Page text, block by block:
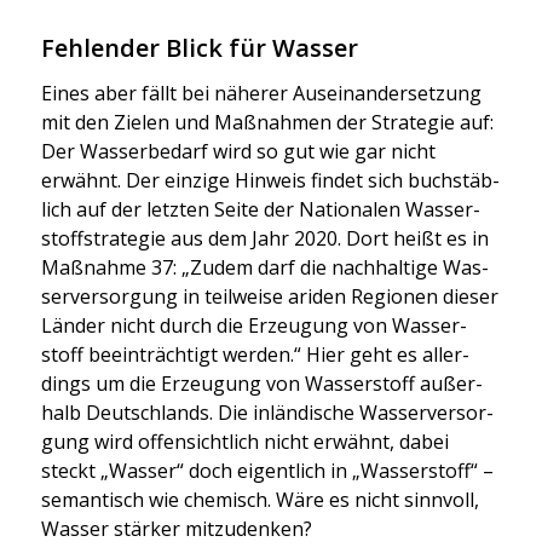
Fehlender Blick für Wasser
Eines aber fällt bei nähe­rer Aus­ein­an­der­set­zung
mit den Zie­len und Maß­nah­men der Stra­te­gie auf:
Der Was­ser­be­darf wird so gut wie gar nicht
erwähnt. Der ein­zi­ge Hin­weis fin­det sich buch­stäb­
lich auf der letz­ten Sei­te der Natio­na­len Was­ser­
stoff­stra­te­gie aus dem Jahr 2020. Dort heißt es in
Maß­nah­me 37: „Zudem darf die nach­hal­ti­ge Was­
ser­ver­sor­gung in teil­wei­se ari­den Regio­nen die­ser
Län­der nicht durch die Erzeu­gung von Was­ser­
stoff beein­träch­tigt wer­den.“ Hier geht es aller­
dings um die Erzeu­gung von Was­ser­stoff außer­
halb Deutsch­lands. Die inlän­di­sche Was­ser­ver­sor­
gung wird offen­sicht­lich nicht erwähnt, dabei
steckt „Was­ser“ doch eigent­lich in „Was­ser­stoff“ –
seman­tisch wie che­misch. Wäre es nicht sinn­voll,
Was­ser stär­ker mit­zu­den­ken?